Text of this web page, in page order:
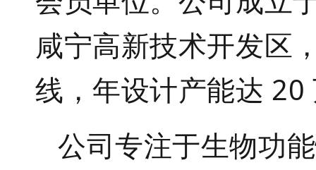
咸宁高新技术开发区
线，年设计产能达 20
公司专注于生物功